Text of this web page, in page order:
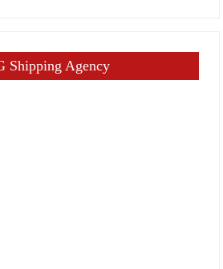
Shipping Agency